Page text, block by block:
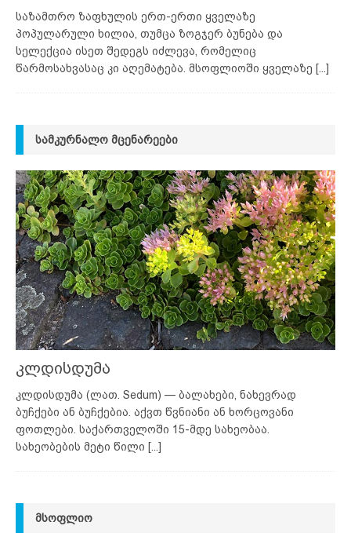
საზამთრო ზაფხულის ერთ-ერთი ყველაზე
პოპულარული ხილია, თუმცა ზოგჯერ ბუნება და
სელექცია ისეთ შედეგს იძლევა, რომელიც
წარმოსახვასაც კი აღემატება. მსოფლიოში ყველაზე [...]
ᲡᲐᲛᲙᲣᲠᲜᲐᲚᲝ ᲛᲪᲔᲜᲐᲠᲔᲔᲑᲘ
კლდისდუმა
კლდისდუმა (ლათ. Sedum) — ბალახები, ნახევრად
ბუჩქები ან ბუჩქებია. აქვთ წვნიანი ან ხორცოვანი
ფოთლები. საქართველოში 15-მდე სახეობაა.
სახეობების მეტი წილი [...]
ᲛᲡᲝᲤᲚᲘᲝ